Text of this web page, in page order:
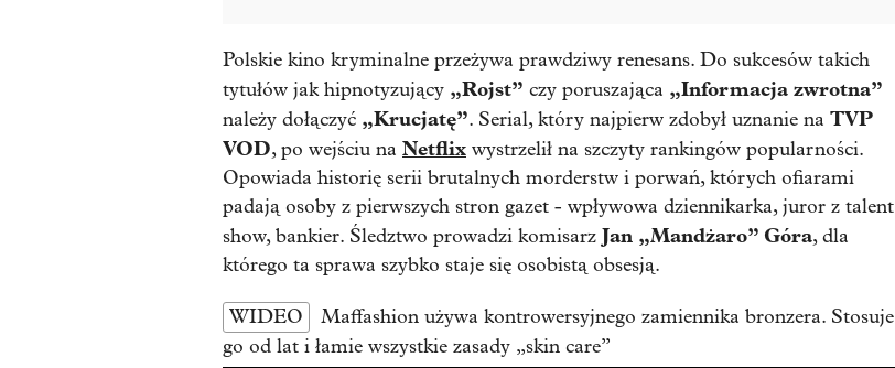
Polskie kino kryminalne przeżywa prawdziwy renesans. Do sukcesów takich
tytułów jak hipnotyzujący „Rojst” czy poruszająca „Informacja zwrotna”
należy dołączyć „Krucjatę”. Serial, który najpierw zdobył uznanie na TVP
VOD, po wejściu na Netflix wystrzelił na szczyty rankingów popularności.
Opowiada historię serii brutalnych morderstw i porwań, których ofiarami
padają osoby z pierwszych stron gazet - wpływowa dziennikarka, juror z talent
show, bankier. Śledztwo prowadzi komisarz Jan „Mandżaro” Góra, dla
którego ta sprawa szybko staje się osobistą obsesją.
WIDEO
Maffashion używa kontrowersyjnego zamiennika bronzera. Stosuje
go od lat i łamie wszystkie zasady „skin care”